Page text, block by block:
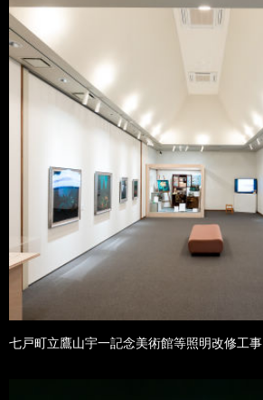
七戸町立鷹山宇一記念美術館等照明改修工事